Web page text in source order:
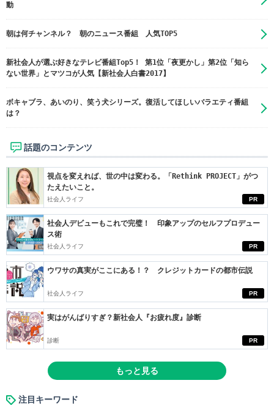
動
朝は何チャンネル？ 朝のニュース番組 人気TOP5
新社会人が選ぶ好きなテレビ番組Top5！ 第1位「夜更かし」第2位「知ら
ない世界」とマツコが人気【新社会人白書2017】
ボキャブラ、あいのり、笑う犬シリーズ。復活してほしいバラエティ番組
は？
話題のコンテンツ
PR
視点を変えれば、世の中は変わる。「Rethink PROJECT」がつ
たえたいこと。
社会人ライフ
PR
社会人デビューもこれで完璧！ 印象アップのセルフプロデュー
ス術
社会人ライフ
PR
ウワサの真実がここにある！？ クレジットカードの都市伝説
社会人ライフ
PR
実はがんばりすぎ？新社会人『お疲れ度』診断
診断
もっと見る
注目キーワード